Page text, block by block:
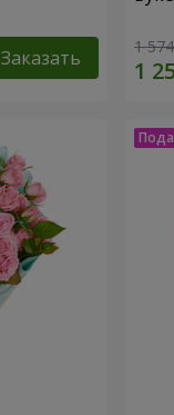
Заказать 1